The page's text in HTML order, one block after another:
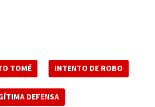
TOMÉ INTENTO DE ROBO
DEFENSA